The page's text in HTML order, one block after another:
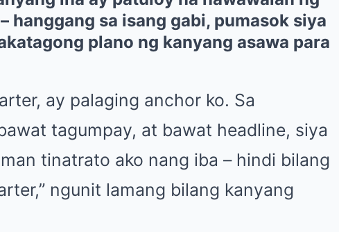
hanggang sa isang gabi, pumasok siya
plano ng kanyang asawa para
ay palaging anchor ko. Sa
tagumpay, at bawat headline, siya
tinatrato ako nang iba – hindi bilang
ngunit lamang bilang kanyang